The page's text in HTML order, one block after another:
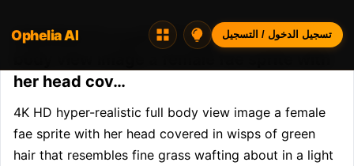
Opheliaai موجه:4K HD hyper-realistic full
her head cov…
4K HD hyper-realistic full body view image a female
fae sprite with her head covered in wisps of green
hair that resembles fine grass wafting about in a light
Ophelia AI تسجيل الدخول / التسجيل